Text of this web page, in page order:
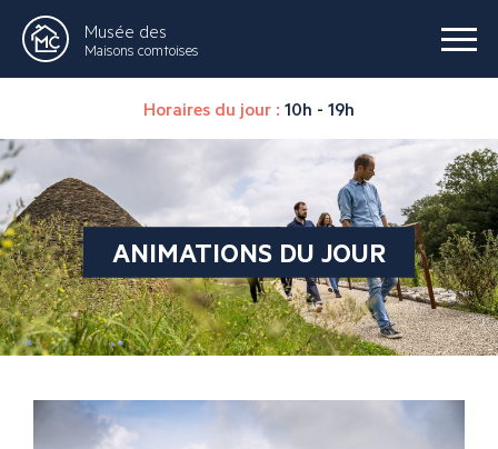
Musée des
Maisons comtoises
Horaires du jour : 10h - 19h
ANIMATIONS DU JOUR